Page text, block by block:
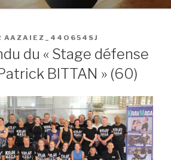
AAZAIEZ_44O654SJ
du « Stage défense
BITTAN » (60)